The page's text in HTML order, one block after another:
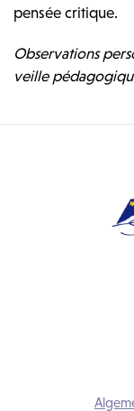
pensée critique.
Observations
veille